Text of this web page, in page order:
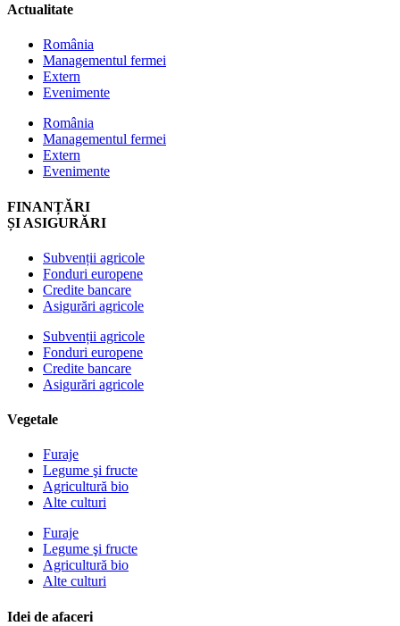
Actualitate
România
Managementul fermei
Extern
Evenimente
România
Managementul fermei
Extern
Evenimente
FINANȚĂRI
ȘI ASIGURĂRI
Subvenții agricole
Fonduri europene
Credite bancare
Asigurări agricole
Subvenții agricole
Fonduri europene
Credite bancare
Asigurări agricole
Vegetale
Furaje
Legume şi fructe
Agricultură bio
Alte culturi
Furaje
Legume şi fructe
Agricultură bio
Alte culturi
Idei de afaceri